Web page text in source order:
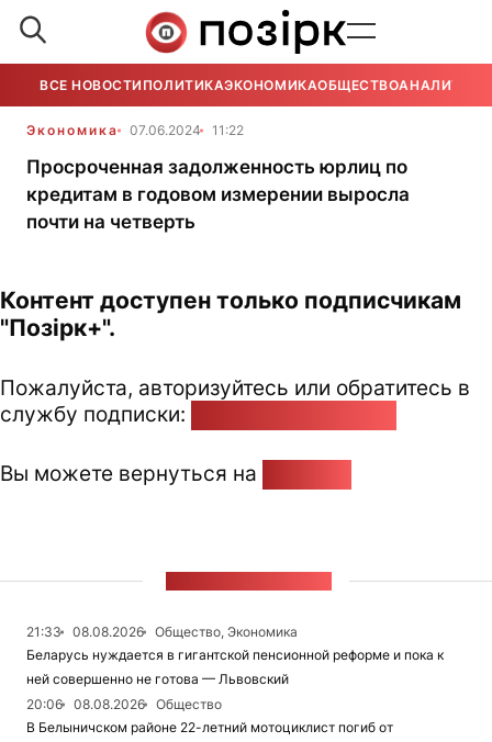
ВСЕ НОВОСТИ ПОЛИТИКАЭКОНОМИКАОБЩЕСТВОАНАЛИТИКА
Экономика 07.06.2024 11:22
Просроченная задолженность юрлиц по
кредитам в годовом измерении выросла
почти на четверть
Контент доступен только подписчикам
"Позірк+".
Пожалуйста, авторизуйтесь или обратитесь в
службу подписки:
Вы можете вернуться на
21:33 08.08.2026
Общество, Экономика
Беларусь нуждается в гигантской пенсионной реформе и пока к
ней совершенно не готова — Львовский
20:06
08.08.2026
Общество
В Белыничском районе 22-летний мотоциклист погиб от